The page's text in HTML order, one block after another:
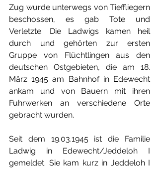
Zug wurde unterwegs von Tieffliegern
beschossen, es gab Tote und
Verletzte. Die Ladwigs kamen heil
durch und gehörten zur ersten
Gruppe von Flüchtlingen aus den
deutschen Ostgebieten, die am 18.
März 1945 am Bahnhof in Edewecht
ankam und von Bauern mit ihren
Fuhrwerken an verschiedene Orte
gebracht wurden.
Seit dem 19.03.1945 ist die Familie
Ladwig in Edewecht/Jeddeloh I
gemeldet. Sie kam kurz in Jeddeloh I